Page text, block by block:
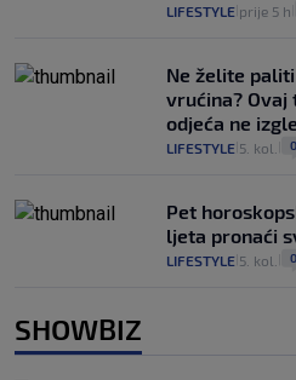
LIFESTYLE prije 5 h
Ne želite
vrućina? Ovaj
odjeća ne
LIFESTYLE 5. kol. 0
Pet
ljeta pronaći
LIFESTYLE 5. kol. 0
SHOWBIZ